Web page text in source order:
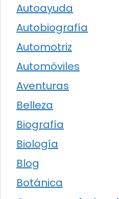
Autoayuda
Autobiografía
Automotriz
Automóviles
Aventuras
Belleza
Biografía
Biología
Blog
Botánica